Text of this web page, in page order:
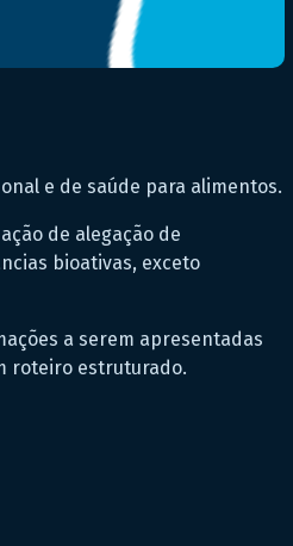
e de saúde para alimentos.
de alegação de
bioativas, exceto
a serem apresentadas
roteiro estruturado.